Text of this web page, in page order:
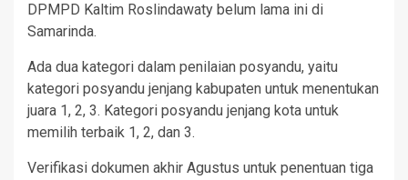
DPMPD Kaltim Roslindawaty belum lama ini di
Samarinda.
Ada dua kategori dalam penilaian posyandu, yaitu
kategori posyandu jenjang kabupaten untuk menentukan
juara 1, 2, 3. Kategori posyandu jenjang kota untuk
memilih terbaik 1, 2, dan 3.
Verifikasi dokumen akhir Agustus untuk penentuan tiga